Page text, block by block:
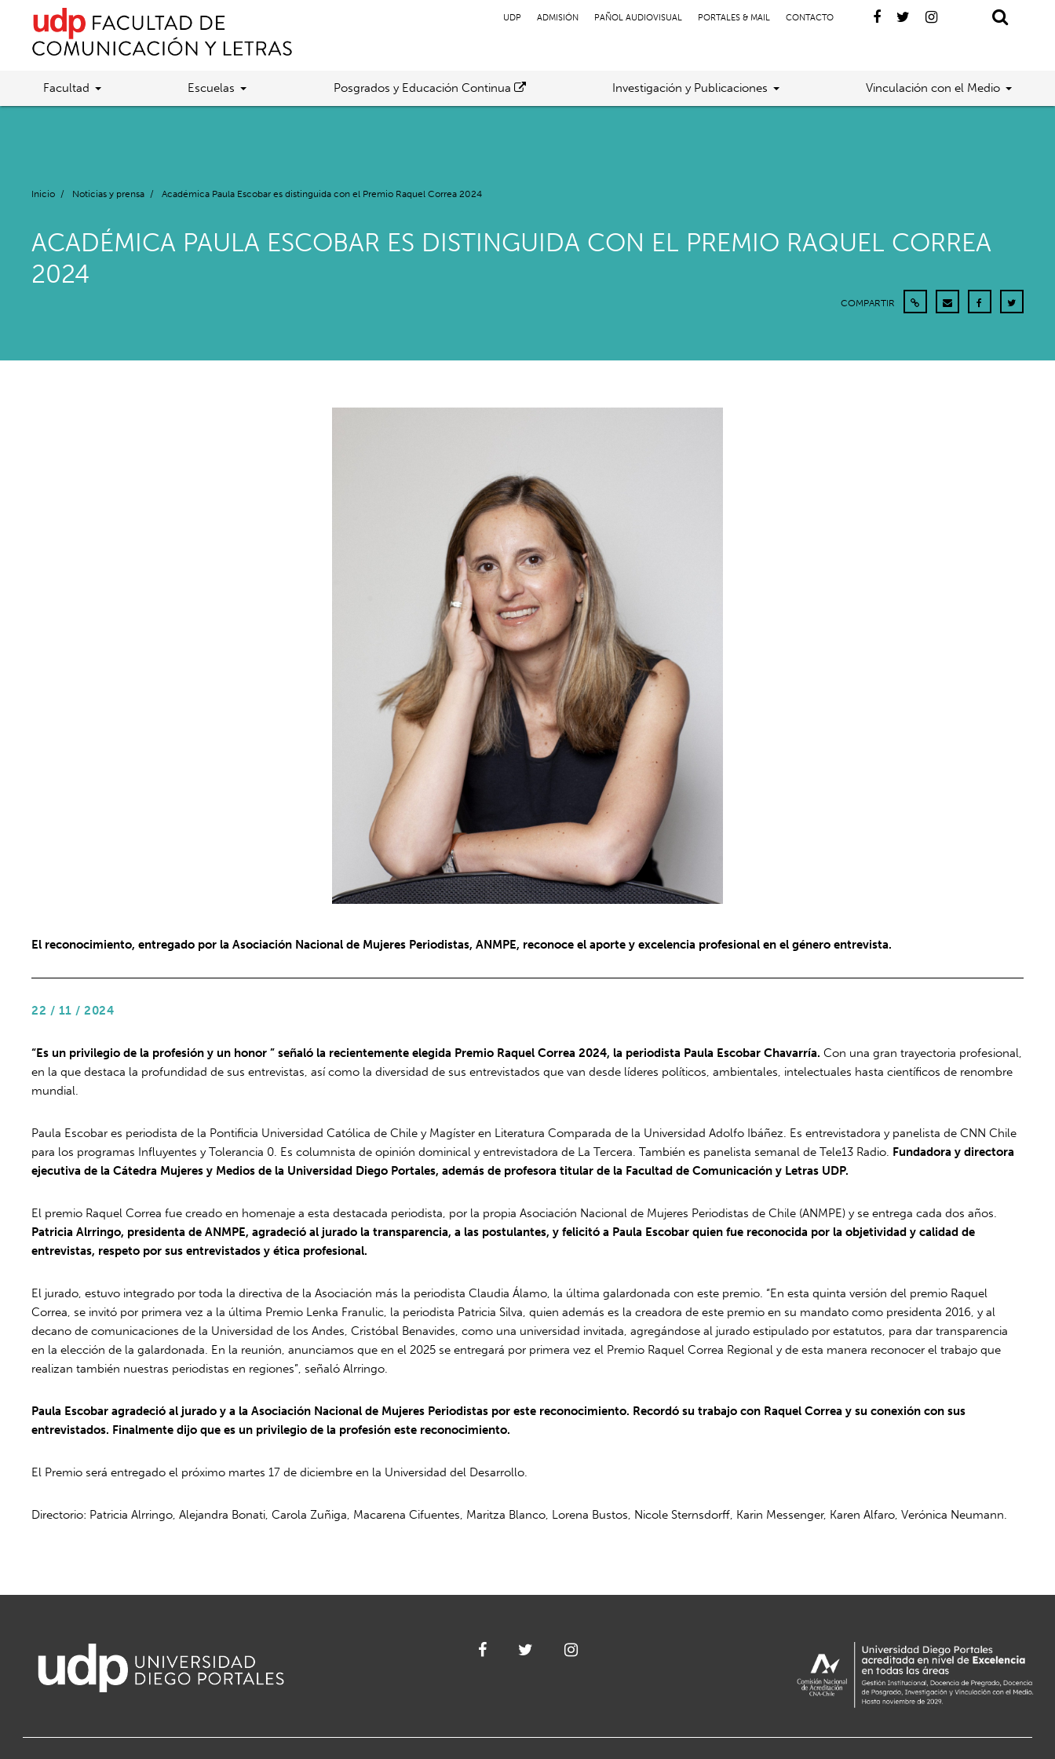
UDP ADMISIÓN PAÑOL AUDIOVISUAL PORTALES & MAIL CONTACTO
Facultad Escuelas Posgrados y Educación Continua Investigación y Publicaciones Vinculación con el Medio
Inicio / Noticias y prensa / Académica Paula Escobar es distinguida con el Premio Raquel Correa 2024
ACADÉMICA PAULA ESCOBAR ES DISTINGUIDA CON EL PREMIO RAQUEL CORREA
2024
COMPARTIR
El reconocimiento, entregado por la Asociación Nacional de Mujeres Periodistas, ANMPE, reconoce el aporte y excelencia profesional en el género entrevista.
22 / 11 / 2024
“Es un privilegio de la profesión y un honor ” señaló la recientemente elegida Premio Raquel Correa 2024, la periodista Paula Escobar Chavarría. Con una gran trayectoria profesional,
en la que destaca la profundidad de sus entrevistas, así como la diversidad de sus entrevistados que van desde líderes políticos, ambientales, intelectuales hasta científicos de renombre
mundial.
Paula Escobar es periodista de la Pontificia Universidad Católica de Chile y Magíster en Literatura Comparada de la Universidad Adolfo Ibáñez. Es entrevistadora y panelista de CNN Chile
para los programas Influyentes y Tolerancia 0. Es columnista de opinión dominical y entrevistadora de La Tercera. También es panelista semanal de Tele13 Radio. Fundadora y directora
ejecutiva de la Cátedra Mujeres y Medios de la Universidad Diego Portales, además de profesora titular de la Facultad de Comunicación y Letras UDP.
El premio Raquel Correa fue creado en homenaje a esta destacada periodista, por la propia Asociación Nacional de Mujeres Periodistas de Chile (ANMPE) y se entrega cada dos años.
Patricia Alrringo, presidenta de ANMPE, agradeció al jurado la transparencia, a las postulantes, y felicitó a Paula Escobar quien fue reconocida por la objetividad y calidad de
entrevistas, respeto por sus entrevistados y ética profesional.
El jurado, estuvo integrado por toda la directiva de la Asociación más la periodista Claudia Álamo, la última galardonada con este premio. “En esta quinta versión del premio Raquel
Correa, se invitó por primera vez a la última Premio Lenka Franulic, la periodista Patricia Silva, quien además es la creadora de este premio en su mandato como presidenta 2016, y al
decano de comunicaciones de la Universidad de los Andes, Cristóbal Benavides, como una universidad invitada, agregándose al jurado estipulado por estatutos, para dar transparencia
en la elección de la galardonada. En la reunión, anunciamos que en el 2025 se entregará por primera vez el Premio Raquel Correa Regional y de esta manera reconocer el trabajo que
realizan también nuestras periodistas en regiones”, señaló Alrringo.
Paula Escobar agradeció al jurado y a la Asociación Nacional de Mujeres Periodistas por este reconocimiento. Recordó su trabajo con Raquel Correa y su conexión con sus
entrevistados. Finalmente dijo que es un privilegio de la profesión este reconocimiento.
El Premio será entregado el próximo martes 17 de diciembre en la Universidad del Desarrollo.
Directorio: Patricia Alrringo, Alejandra Bonati, Carola Zuñiga, Macarena Cifuentes, Maritza Blanco, Lorena Bustos, Nicole Sternsdorff, Karin Messenger, Karen Alfaro, Verónica Neumann.